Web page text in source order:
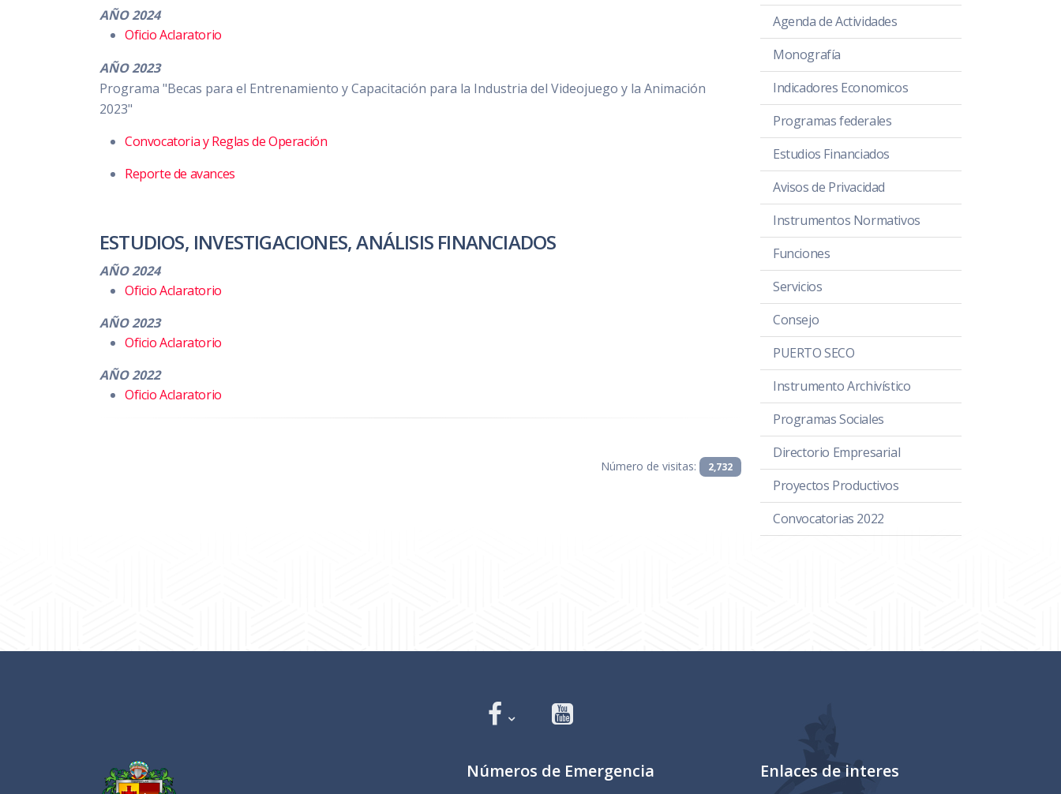
AÑO 2024
Oficio Aclaratorio
AÑO 2023
Programa "Becas para el Entrenamiento y Capacitación para la Industria del Videojuego y la Animación
2023"
Convocatoria y Reglas de Operación
Reporte de avances
ESTUDIOS, INVESTIGACIONES, ANÁLISIS FINANCIADOS
AÑO 2024
Oficio Aclaratorio
AÑO 2023
Oficio Aclaratorio
AÑO 2022
Oficio Aclaratorio
Número de visitas: 2,732
Agenda de Actividades
Monografía
Indicadores Economicos
Programas federales
Estudios Financiados
Avisos de Privacidad
Instrumentos Normativos
Funciones
Servicios
Consejo
PUERTO SECO
Instrumento Archivístico
Programas Sociales
Directorio Empresarial
Proyectos Productivos
Convocatorias 2022
Números de Emergencia Enlaces de interes